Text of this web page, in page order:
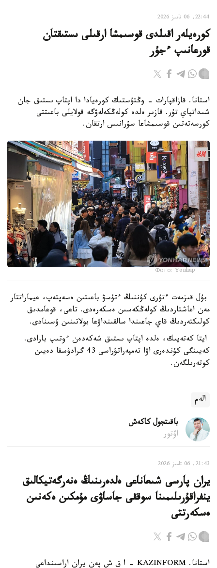
22:44, 06 تامىز 2026
كورەيلەر اقىلدى قوسىمشا ارقىلى ىستىقتان
قورعانىپ ءجۇر
استانا. قازاقپارات - وڭتۇستىك كورەيادا دا اپتاپ ىستىق جان
شىداتپاي تۇر. قازىر ەلدە كولەڭكەلەۋگە قولايلى باعىتتى
كورسەتەتىن قوسىمشاعا سۇرانىس ارتقان.
Фото: Yonhap
بۇل قىزمەت ءتۇرى كۇننىڭ ءتۇسۋ باعىتىن ەسەپتەپ، عيماراتتار
مەن اعاشتاردىڭ كولەڭكەسىن ەسكەرەدى. تاعى، قوعامدىق
كولىكتەردىڭ قاي جاعىندا سالقىنداۋعا بولاتىنىن ۇسىنادى.
ايتا كەتەيىك، ەلدە اپتاپ ىستىق شەكەدەن ءوتىپ بارادى.
كەيىنگى كۇندەرى اۋا تەمپەراتۋراسى 43 گرادۋسقا دەيىن
كوتەرىلگەن.
الەم
باقىتجول كاكەش
اۆتور
21:43, 06 تامىز 2026
يران پارسى شىعاناعى ەلدەرىنىڭ ەنەرگەتيكالىق
ينفراقۇرىلىمىنا سوققى جاساۋى مۇمكىن ەكەنىن
ەسكەرتتى
استانا. KAZINFORM - ا ق ش پەن يران اراسىنداعى